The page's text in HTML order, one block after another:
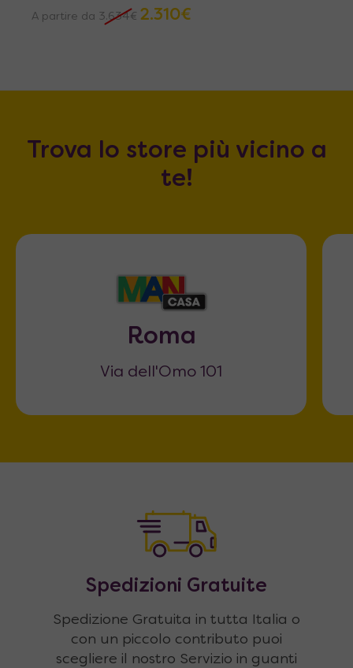
A partire da 3.634€ 2.310€
Trova lo store più vicino a
te!
Roma
Via dell'Omo 101
Spedizioni Gratuite
Spedizione Gratuita in tutta Italia o
con un piccolo contributo puoi
scegliere il nostro Servizio in guanti